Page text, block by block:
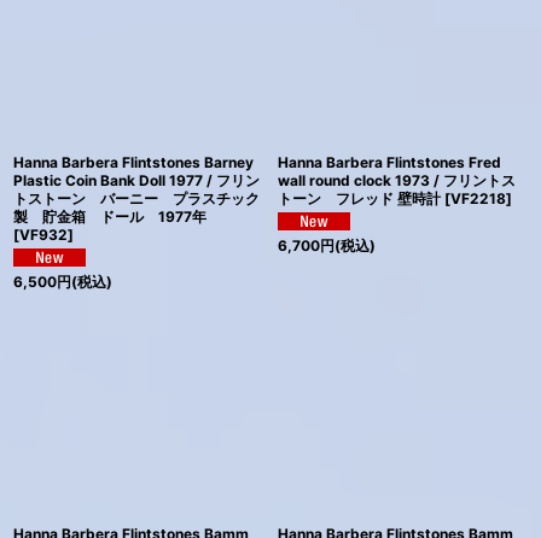
Hanna Barbera Flintstones Barney
Plastic Coin Bank Doll 1977 / フリン
トストーン バーニー プラスチック
製 貯金箱 ドール 1977年
[VF932]
6,500円(税込)
Hanna Barbera Flintstones Fred
wall round clock 1973 / フリントス
トーン フレッド 壁時計 [VF2218]
6,700円(税込)
Hanna Barbera Flintstones Bamm
Hanna Barbera Flintstones Bamm